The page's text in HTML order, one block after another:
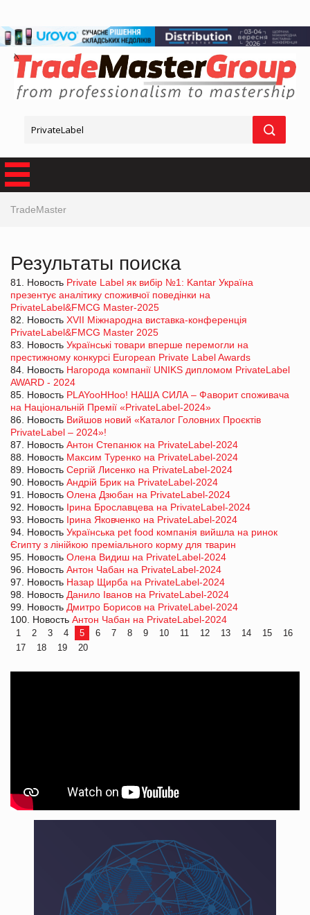
TradeMaster
Результаты поиска
81. Новость Private Label як вибір №1: Kantar Україна
презентує аналітику споживчої поведінки на
PrivateLabel&FMCG Master-2025
82. Новость XVІІ Міжнародна виставка-конференція
PrivateLabel&FMCG Master 2025
83. Новость Українські товари вперше перемогли на
престижному конкурсі European Private Label Awards
84. Новость Нагорода компанії UNIKS дипломом PrivateLabel
AWARD - 2024
85. Новость PLAYooHHoo! НАША СИЛА – Фаворит споживача
на Національній Премії «PrivateLabel-2024»
86. Новость Вийшов новий «Каталог Головних Проєктів
PrivateLabel – 2024»!
87. Новость Антон Степанюк на PrivateLabel-2024
88. Новость Максим Туренко на PrivateLabel-2024
89. Новость Сергій Лисенко на PrivateLabel-2024
90. Новость Андрій Брик на PrivateLabel-2024
91. Новость Олена Дзюбан на PrivateLabel-2024
92. Новость Ірина Брославцева на PrivateLabel-2024
93. Новость Ірина Яковченко на PrivateLabel-2024
94. Новость Українська pet food компанія вийшла на ринок
Єгипту з лінійкою преміального корму для тварин
95. Новость Олена Видиш на PrivateLabel-2024
96. Новость Антон Чабан на PrivateLabel-2024
97. Новость Назар Щирба на PrivateLabel-2024
98. Новость Данило Іванов на PrivateLabel-2024
99. Новость Дмитро Борисов на PrivateLabel-2024
100. Новость Антон Чабан на PrivateLabel-2024
1 2 3 4 5 6 7 8 9 10 11 12 13 14 15
16
17
18 19 20